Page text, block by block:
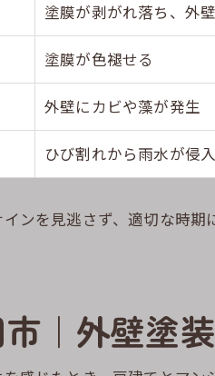
塗膜が剥がれ落ち、外
塗膜が色褪せる
外壁にカビや藻が発生
ひび割れから雨水が侵入
ンを見逃さず、適切な時期
｜外壁塗